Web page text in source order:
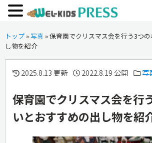
トップ»写真 »保育園でクリスマス会を行う3つ
し物を紹介
2025.8.13 更新 2022.8.19 公開 写
保育園でクリスマス会を行
いとおすすめの出し物を紹